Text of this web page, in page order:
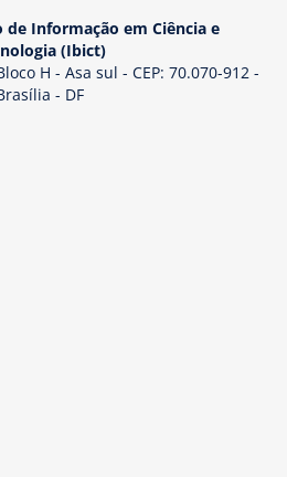
Informação em Ciência e
(Ibict)
H - Asa sul - CEP: 70.070-912 -
- DF